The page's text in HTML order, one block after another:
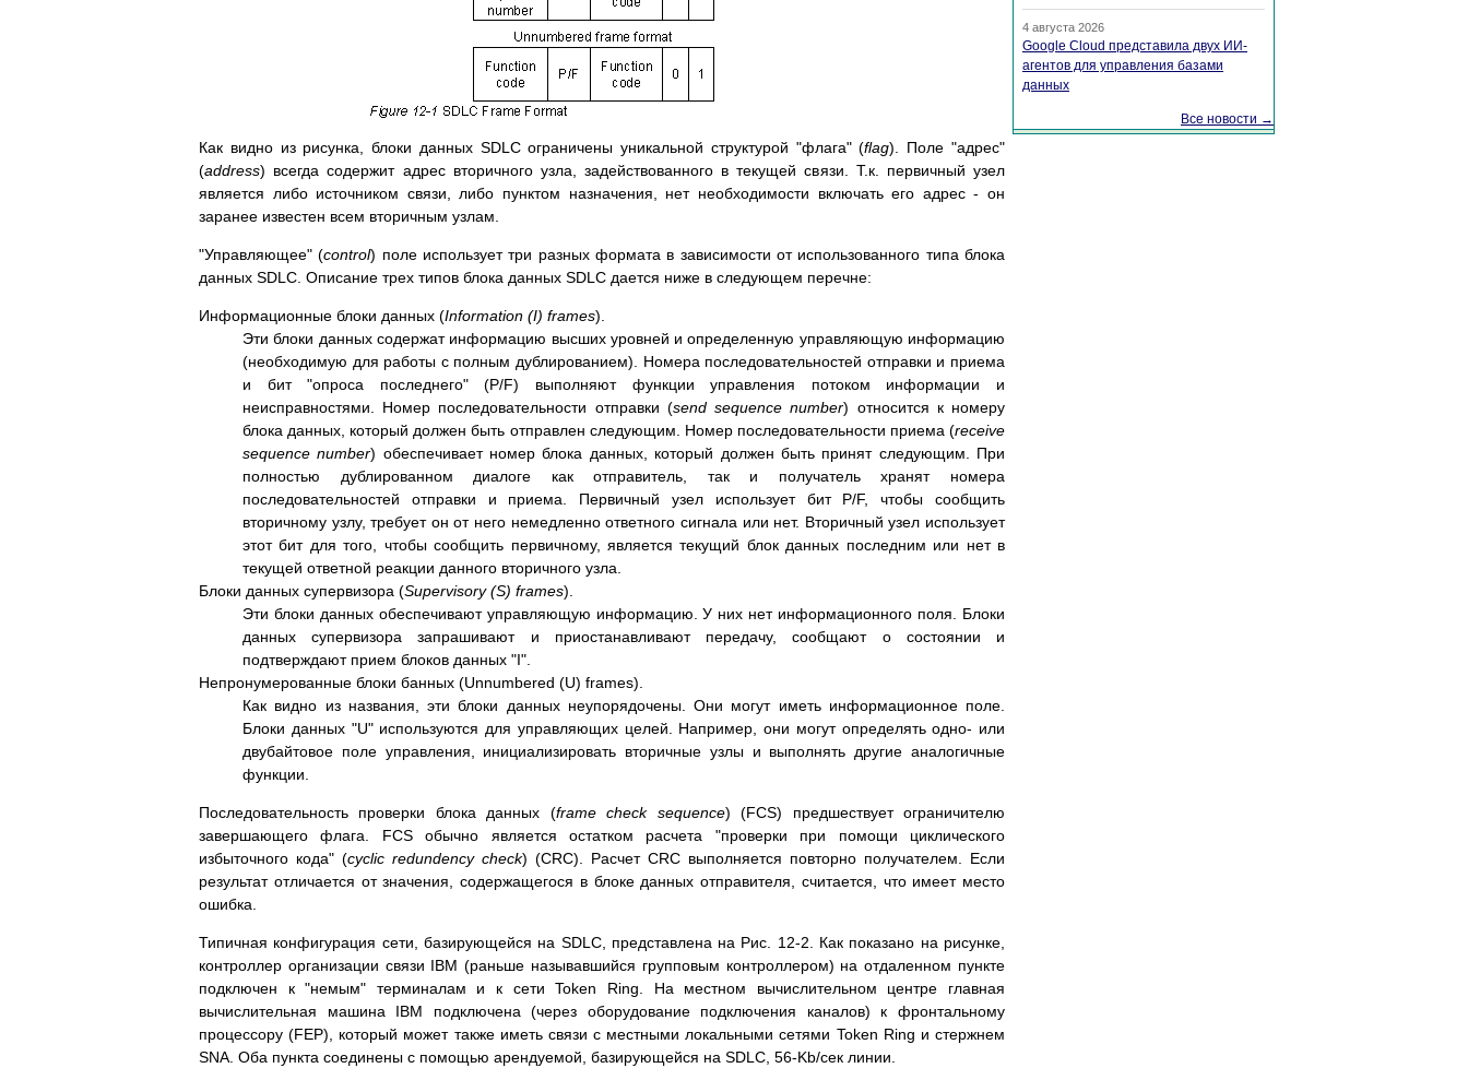
Как видно из рисунка, блоки данных SDLC ограничены уникальной структурой "флага" (flag). Поле "адрес"
(address) всегда содержит адрес вторичного узла, задействованного в текущей связи. Т.к. первичный узел
является либо источником связи, либо пунктом назначения, нет необходимости включать его адрес - он
заранее известен всем вторичным узлам.
"Управляющее" (control) поле использует три разных формата в зависимости от использованного типа блока
данных SDLC. Описание трех типов блока данных SDLC дается ниже в следующем перечне:
Информационные блоки данных (Information (I) frames).
Эти блоки данных содержат информацию высших уровней и определенную управляющую информацию
(необходимую для работы с полным дублированием). Номера последовательностей отправки и приема
и бит "опроса последнего" (P/F) выполняют функции управления потоком информации и
неисправностями. Номер последовательности отправки (send sequence number) относится к номеру
блока данных, который должен быть отправлен следующим. Номер последовательности приема (receive
sequence number) обеспечивает номер блока данных, который должен быть принят следующим. При
полностью дублированном диалоге как отправитель, так и получатель хранят номера
последовательностей отправки и приема. Первичный узел использует бит P/F, чтобы сообщить
вторичному узлу, требует он от него немедленно ответного сигнала или нет. Вторичный узел использует
этот бит для того, чтобы сообщить первичному, является текущий блок данных последним или нет в
текущей ответной реакции данного вторичного узла.
Блоки данных супервизора (Supervisory (S) frames).
Эти блоки данных обеспечивают управляющую информацию. У них нет информационного поля. Блоки
данных супервизора запрашивают и приостанавливают передачу, сообщают о состоянии и
подтверждают прием блоков данных "I".
Непронумерованные блоки банных (Unnumbered (U) frames).
Как видно из названия, эти блоки данных неупорядочены. Они могут иметь информационное поле.
Блоки данных "U" используются для управляющих целей. Например, они могут определять одно- или
двубайтовое поле управления, инициализировать вторичные узлы и выполнять другие аналогичные
функции.
Последовательность проверки блока данных (frame check sequence) (FCS) предшествует ограничителю
завершающего флага. FCS обычно является остатком расчета "проверки при помощи циклического
избыточного кода" (cyclic redundency check) (CRC). Расчет CRC выполняется повторно получателем. Если
результат отличается от значения, содержащегося в блоке данных отправителя, считается, что имеет место
ошибка.
Типичная конфигурация сети, базирующейся на SDLC, представлена на Рис. 12-2. Как показано на рисунке,
контроллер организации связи IBM (раньше называвшийся групповым контроллером) на отдаленном пункте
подключен к "немым" терминалам и к сети Token Ring. На местном вычислительном центре главная
вычислительная машина IBM подключена (через оборудование подключения каналов) к фронтальному
процессору (FEP), который может также иметь связи с местными локальными сетями Token Ring и стержнем
SNA. Оба пункта соединены с помощью арендуемой, базирующейся на SDLC, 56-Kb/сек линии.
4 августа 2026
Google Cloud представила двух ИИ-
агентов для управления базами
данных
Все новости →